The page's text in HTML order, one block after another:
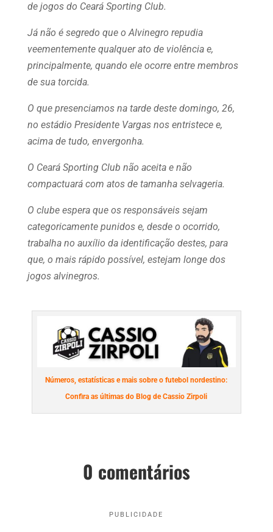
de jogos do Ceará Sporting Club.
Já não é segredo que o Alvinegro repudia
veementemente qualquer ato de violência e,
principalmente, quando ele ocorre entre membros
de sua torcida.
O que presenciamos na tarde deste domingo, 26,
no estádio Presidente Vargas nos entristece e,
acima de tudo, envergonha.
O Ceará Sporting Club não aceita e não
compactuará com atos de tamanha selvageria.
O clube espera que os responsáveis sejam
categoricamente punidos e, desde o ocorrido,
trabalha no auxílio da identificação destes, para
que, o mais rápido possível, estejam longe dos
jogos alvinegros.
Números, estatísticas e mais sobre o futebol nordestino:
Confira as últimas do Blog de Cassio Zirpoli
0 comentários
PUBLICIDADE